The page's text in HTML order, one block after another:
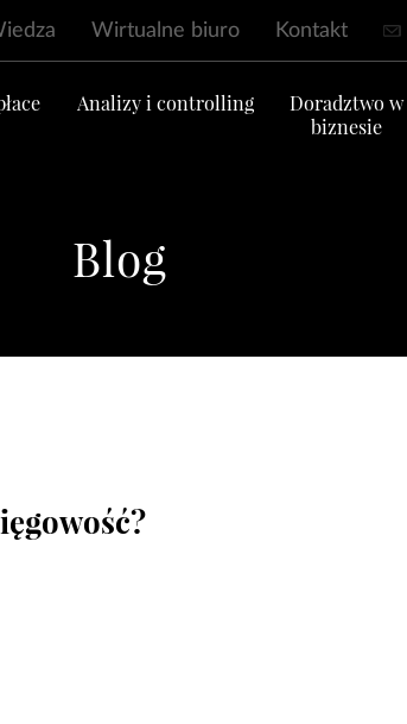
Wirtualne biuro Kontakt
Analizy i controlling
Doradztwo w
biznesie
Blog